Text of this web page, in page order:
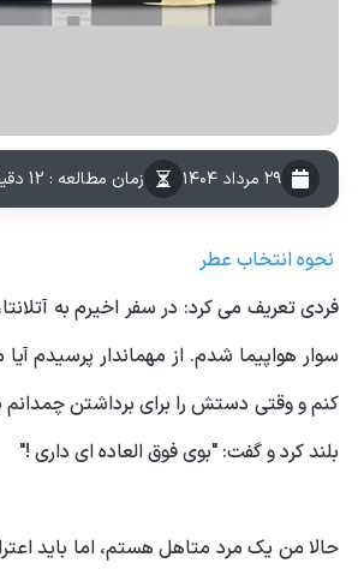
۲۹ مرداد ۱۴۰۴ زمان مطالعه : 12 دقیقه
نحوه انتخاب عطر
فردی تعریف می کرد: در سفر اخیرم به
سوار هواپیما شدم. از مهماندار پرسیدم
کنم و وقتی دستش را برای برداشتن چمدانم
بلند کرد و گفت: "بوی فوق العاده ای داری !"
حالا من یک مرد متاهل هستم، اما باید